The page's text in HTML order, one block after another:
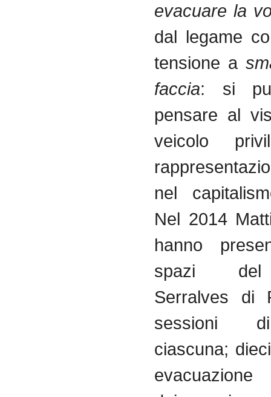
evacuare la
dal legame
tensione a
faccia: si
pensare al
veicolo
nel
Nel 2014
hanno
spazi del
Serralves di
sessioni
ciascuna;